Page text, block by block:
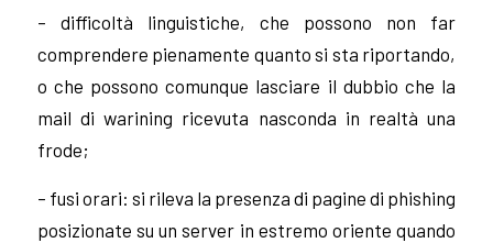
– difficoltà linguistiche, che possono non far
comprendere pienamente quanto si sta riportando,
o che possono comunque lasciare il dubbio che la
mail di warining ricevuta nasconda in realtà una
frode;
– fusi orari: si rileva la presenza di pagine di phishing
posizionate su un server in estremo oriente quando